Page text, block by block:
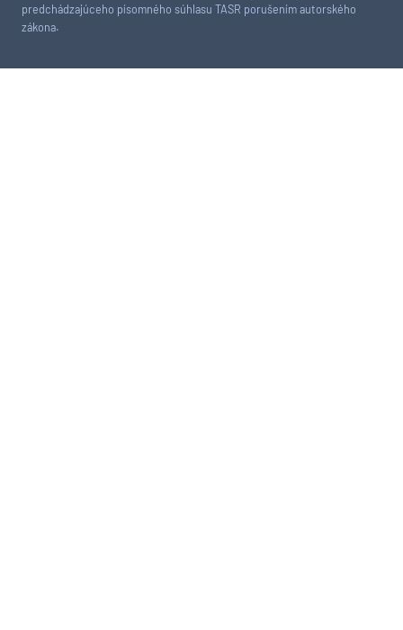
predchádzajúceho písomného súhlasu TASR porušením autorského
zákona.